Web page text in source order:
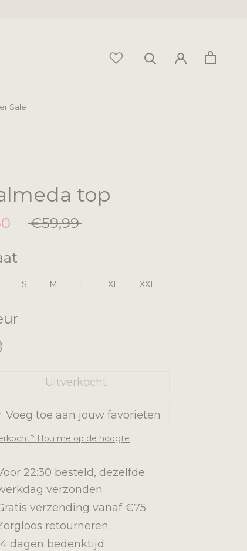
Sale
top
€59,99
S M L XL XXL
Uitverkocht
Voeg toe aan jouw favorieten
Hou me op de hoogte
22:30 besteld, dezelfde
verzonden
verzending vanaf €75
retourneren
dagen bedenktijd